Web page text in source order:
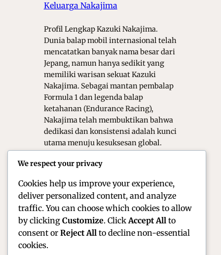
Keluarga Nakajima
Profil Lengkap Kazuki Nakajima.
Dunia balap mobil internasional telah
mencatatkan banyak nama besar dari
Jepang, namun hanya sedikit yang
memiliki warisan sekuat Kazuki
Nakajima. Sebagai mantan pembalap
Formula 1 dan legenda balap
ketahanan (Endurance Racing),
Nakajima telah membuktikan bahwa
dedikasi dan konsistensi adalah kunci
utama menuju kesuksesan global.
menaklukkan sirkuit-sirkuit paling
We respect your privacy
Cookies help us improve your experience,
deliver personalized content, and analyze
traffic. You can choose which cookies to allow
by clicking Customize. Click Accept All to
consent or Reject All to decline non-essential
cookies.